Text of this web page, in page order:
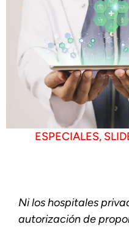
ESPECIALES,
Ni los hospitales
autorización de